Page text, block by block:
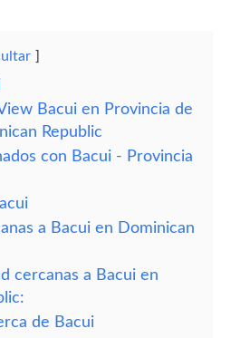
Bacui en Provincia de
Republic
con Bacui - Provincia
a Bacui en Dominican
cercanas a Bacui en
de Bacui